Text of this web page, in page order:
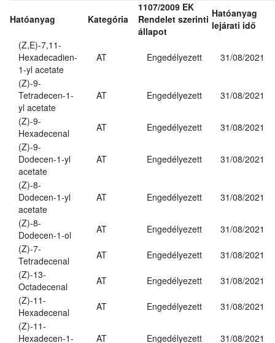
Hatóanyag Kategória
1107/2009 EK
Rendelet szerinti
állapot
Hatóanyag
lejárati idő
(Z,E)-7,11-
Hexadecadien-
1-yl acetate
AT Engedélyezett 31/08/2021
(Z)-9-
Tetradecen-1-
yl acetate
AT Engedélyezett 31/08/2021
(Z)-9-
Hexadecenal
AT Engedélyezett
31/08/2021
(Z)-9-
Dodecen-1-yl
acetate
AT Engedélyezett 31/08/2021
(Z)-8-
Dodecen-1-yl
acetate
AT Engedélyezett 31/08/2021
(Z)-8-
Dodecen-1-ol
AT Engedélyezett
31/08/2021
(Z)-7-
Tetradecenal
AT Engedélyezett
31/08/2021
(Z)-13-
Octadecenal
AT Engedélyezett
31/08/2021
(Z)-11-
Hexadecenal
AT Engedélyezett
31/08/2021
(Z)-11-
Hexadecen-1-
AT Engedélyezett 31/08/2021